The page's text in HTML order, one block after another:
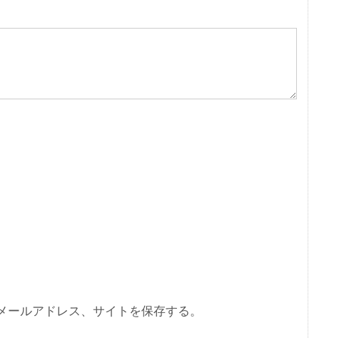
ルアドレス、サイトを保存する。